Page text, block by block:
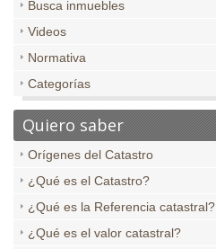
Busca inmuebles
Videos
Normativa
Categorías
Quiero saber
Orígenes del Catastro
¿Qué es el Catastro?
¿Qué es la Referencia catastral?
¿Qué es el valor catastral?